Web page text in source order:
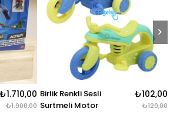
Renkli Sesli
Motor
₺102,00
₺120,00
Sirenli Mini
Ambulans